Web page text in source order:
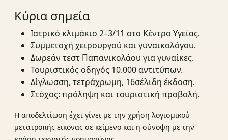
Κύρια σημεία
Ιατρικό κλιμάκιο 2–3/11 στο Κέντρο Υγείας.
Συμμετοχή χειρουργού και γυναικολόγου.
Δωρεάν τεστ Παπανικολάου για γυναίκες.
Τουριστικός οδηγός 10.000 αντιτύπων.
Δίγλωσση, τετράχρωμη, 16σέλιδη έκδοση.
Στόχος: πρόληψη και τουριστική προβολή.
Η αποδελτίωση έχει γίνει με την χρήση λογισμικού
μετατροπής εικόνας σε κείμενο και η σύνοψη με την